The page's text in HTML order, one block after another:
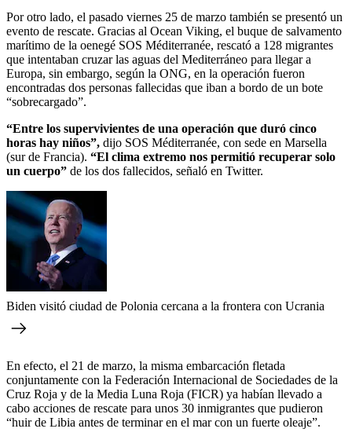
Por otro lado, el pasado viernes 25 de marzo también se presentó un
evento de rescate. Gracias al Ocean Viking, el buque de salvamento
marítimo de la oenegé SOS Méditerranée, rescató a 128 migrantes
que intentaban cruzar las aguas del Mediterráneo para llegar a
Europa, sin embargo, según la ONG, en la operación fueron
encontradas dos personas fallecidas que iban a bordo de un bote
“sobrecargado”.
“Entre los supervivientes de una operación que duró cinco
horas hay niños”, dijo SOS Méditerranée, con sede en Marsella
(sur de Francia). “El clima extremo nos permitió recuperar solo
un cuerpo” de los dos fallecidos, señaló en Twitter.
Biden visitó ciudad de Polonia cercana a la frontera con Ucrania
En efecto, el 21 de marzo, la misma embarcación fletada
conjuntamente con la Federación Internacional de Sociedades de la
Cruz Roja y de la Media Luna Roja (FICR) ya habían llevado a
cabo acciones de rescate para unos 30 inmigrantes que pudieron
“huir de Libia antes de terminar en el mar con un fuerte oleaje”.